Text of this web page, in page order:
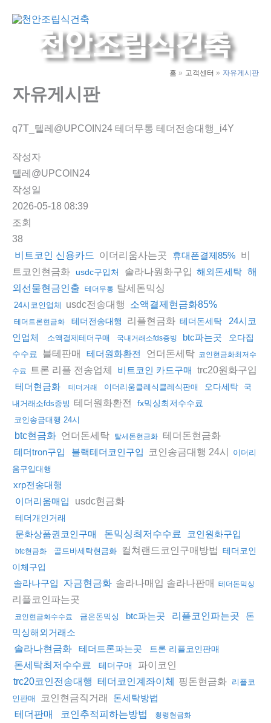
홈 고객센터 자유게시판
자유게시판
q7T_텔레@UPCOIN24 테더무통 테더전송대행_i4Y
작성자
텔레@UPCOIN24
작성일
2026-05-18 08:39
조회
38
비트코인 신용카드 이더리움사는곳 휴대폰결제85% 비
트코인현금화
usdc구입처 솔라나원화구입 해외돈세탁 해
외선물현금인출
테더무통 탈세돈믹싱
24시코인업체 usdc전송대행 소액결제현금화85%
테더트론현금화 테더전송대행 리플현금화 테더돈세탁
24시코
인업체
소액결제테더구매 국내거래소fds증빙 btc파는곳
오다집
수수료
블테판매 테더원화환전 언더돈세탁 코인현금화최저수
수료
트론 리플 전송업체 비트코인 카드구매 trc20원화구입
테더현금화 테더거래 이더리움클레식클레식판매 오다세탁
국
내거래소fds증빙 테더원화환전 fx믹싱최저수수료
코인송금대행 24시
btc현금화 언더돈세탁 탈세돈현금화 테더돈현금화
테더tron구입 블랙테더코인구입 코인송금대행 24시 이더리
움구입대행
xrp전송대행
이더리움매입
usdc현금화
테더개인거래
문화상품권코인구매 돈믹싱최저수수료 코인원화구입
btc현금화 골드바세탁현금화 컬쳐랜드코인구매방법 테더코인
이체구입
솔라나구입 자금현금화 솔라나매입 솔라나판매 테더돈믹싱
리플코인파는곳
코인현금화수수료 금은돈믹싱 btc파는곳 리플코인파는곳
돈
믹싱해외거래소
솔라나현금화
테더트론파는곳 트론 리플코인판매
돈세탁최저수수료 테더구매 파이코인
trc20코인전송대행 테더코인계좌이체 핑돈현금화 리플코
인판매
코인현금직거래
돈세탁방법
테더판매
코인추적피하는방법
횡령현금화